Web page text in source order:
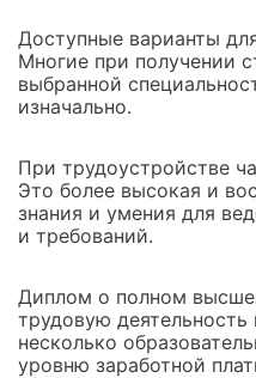
Доступные варианты
Многие при получении
выбранной
изначально.
При трудоустройстве
Это более высокая и
знания и умения для
и требований.
Диплом о полном
трудовую
несколько
уровню заработной